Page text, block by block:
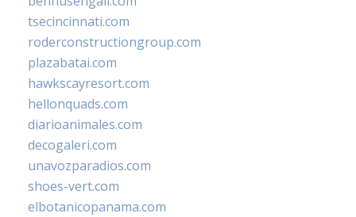
tsecincinnati.com
roderconstructiongroup.com
plazabatai.com
hawkscayresort.com
hellonquads.com
diarioanimales.com
decogaleri.com
unavozparadios.com
shoes-vert.com
elbotanicopanama.com